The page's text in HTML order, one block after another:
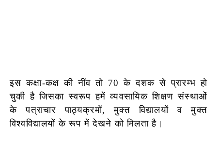
इस कक्षा-कक्ष की नींव तो 70 के दशक से प्रारम्भ हो
चुकी है जिसका स्वरूप हमें व्यवसायिक शिक्षण संस्थाओं
के पत्राचार पाठ्यक्रमों, मुक्त विद्यालयों व मुक्त
विश्वविद्यालयों के रूप में देखने को मिलता है।